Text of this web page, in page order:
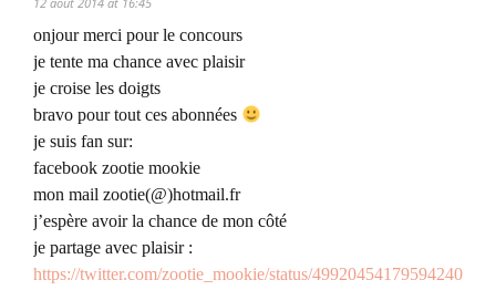
onjour merci pour le concours
je tente ma chance avec plaisir
je croise les doigts
bravo pour tout ces abonnées
je suis fan sur:
facebook zootie mookie
mon mail zootie(@)hotmail.fr
j’espère avoir la chance de mon côté
je partage avec plaisir :
https://twitter.com/zootie_mookie/status/499204541795942401